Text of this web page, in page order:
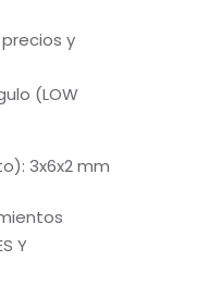
y
(LOW
3x6x2 mm
Y